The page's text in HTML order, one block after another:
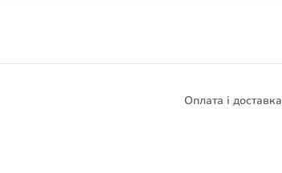
Оплата і доставка